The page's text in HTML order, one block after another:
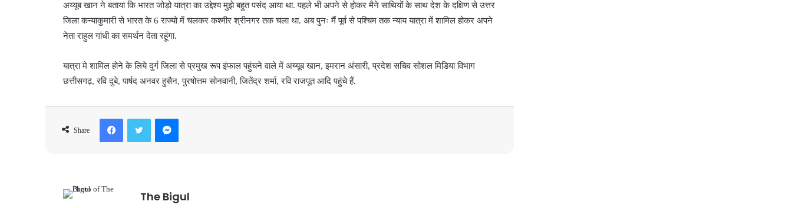
अय्यूब खान ने बताया कि भारत जोड़ो यात्रा का उद्देश्य मुझे बहुत पसंद आया था. पहले भी अपने से होकर मैने साथियों के साथ देश के दक्षिण से उत्तर
जिला कन्याकुमारी से भारत के 6 राज्यो में चलकर कश्मीर श्रीनगर तक चला था. अब पुनः मैं पूर्व से पश्चिम तक न्याय यात्रा में शामिल होकर अपने
नेता राहुल गांधी का समर्थन देता रहूंगा.
यात्रा मे शामिल होने के लिये दुर्ग जिला से प्रमुख रूप इंफाल पहुंचने वाले में अय्यूब खान, इमरान अंसारी, प्रदेश सचिव सोशल मिडिया विभाग
छत्तीसगढ़, रवि दुबे, पार्षद अनवर हुसैन, पुरषोत्तम सोनवानी, जितेंद्र शर्मा, रवि राजपूत आदि पहुंचे हैं.
Share
FacebookTwitter Messenger
The Bigul